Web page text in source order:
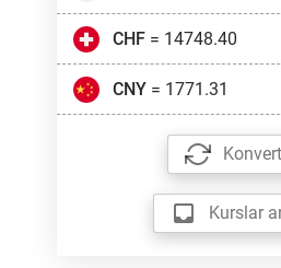
CHF= 14748.40
CNY= 1771.31
Kurslar